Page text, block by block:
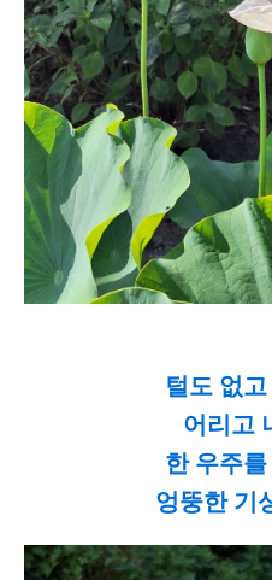
털도 없
어리고
한 우주
엉뚱한 기